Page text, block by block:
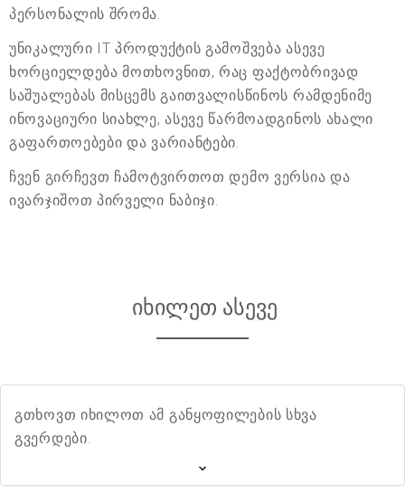
პერსონალის შრომა.
უნიკალური IT პროდუქტის გამოშვება ასევე
ხორციელდება მოთხოვნით, რაც ფაქტობრივად
საშუალებას მისცემს გაითვალისწინოს რამდენიმე
ინოვაციური სიახლე, ასევე წარმოადგინოს ახალი
გაფართოებები და ვარიანტები.
ჩვენ გირჩევთ ჩამოტვირთოთ დემო ვერსია და
ივარჯიშოთ პირველი ნაბიჯი.
იხილეთ ასევე
გთხოვთ იხილოთ ამ განყოფილების სხვა
გვერდები.